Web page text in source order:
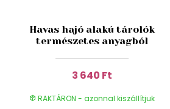
Havas hajó alakú tárolók
természetes anyagból
3 640 Ft
RAKTÁRON - azonnal kiszállítjuk